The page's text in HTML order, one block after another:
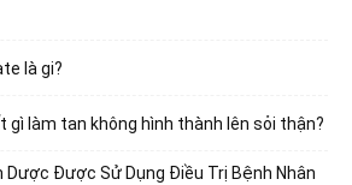
là gi?
gì làm tan không hình thành lên sỏi thận?
Dược Được Sử Dụng Điều Trị Bệnh Nhân